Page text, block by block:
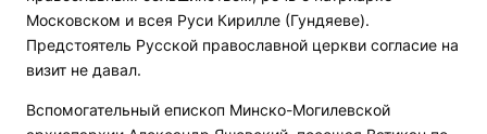
Московском и всея Руси Кирилле (Гундяеве).
Предстоятель Русской православной церкви согласие на
визит не давал.
Вспомогательный епископ Минско-Могилевской